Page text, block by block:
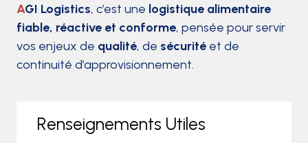
AGI Logistics, c’est une logistique alimentaire
fiable, réactive et conforme, pensée pour servir
vos enjeux de qualité, de sécurité et de
continuité d’approvisionnement.
Renseignements Utiles